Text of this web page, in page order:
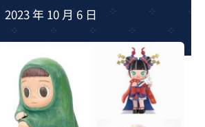
夢想TV
GCU大賽
2023 年 10 月 6 日